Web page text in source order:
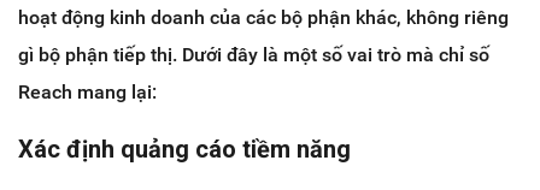
hoạt động kinh doanh của các bộ phận khác, không riêng
gì bộ phận tiếp thị. Dưới đây là một số vai trò mà chỉ số
Reach mang lại:
Xác định quảng cáo tiềm năng